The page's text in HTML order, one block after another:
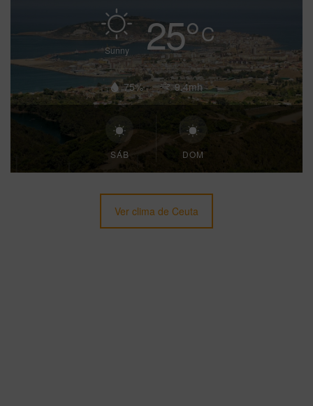
Sunny 25°C
75% 9.4mh
SÁB DOM
Ver clima de Ceuta